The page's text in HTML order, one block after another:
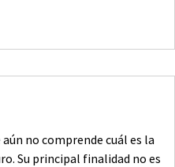
no comprende cuál es la
Su principal finalidad no es